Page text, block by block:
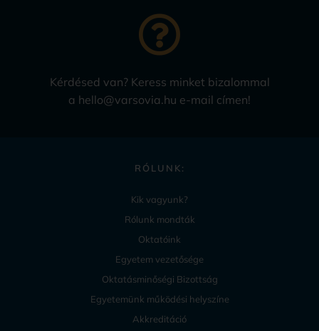
Kérdésed van? Keress minket bizalommal
a hello@varsovia.hu e-mail címen!
RÓLUNK:
Kik vagyunk?
Rólunk mondták
Oktatóink
Egyetem vezetősége
Oktatásminőségi Bizottság
Egyetemünk működési helyszíne
Akkreditáció